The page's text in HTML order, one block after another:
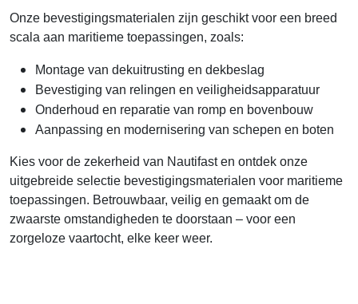
Onze bevestigingsmaterialen zijn geschikt voor een breed
scala aan maritieme toepassingen, zoals:
Montage van dekuitrusting en dekbeslag
Bevestiging van relingen en veiligheidsapparatuur
Onderhoud en reparatie van romp en bovenbouw
Aanpassing en modernisering van schepen en boten
Kies voor de zekerheid van Nautifast en ontdek onze
uitgebreide selectie bevestigingsmaterialen voor maritieme
toepassingen. Betrouwbaar, veilig en gemaakt om de
zwaarste omstandigheden te doorstaan – voor een
zorgeloze vaartocht, elke keer weer.